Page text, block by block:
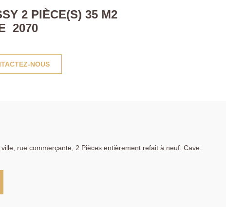
2 PIÈCE(S) 35 M2
2070
NOUS
rue commerçante, 2 Pièces entièrement refait à neuf. Cave.